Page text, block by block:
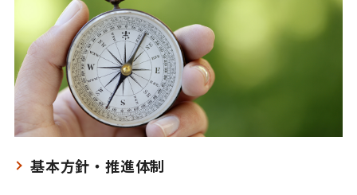
基本方針・推進体制